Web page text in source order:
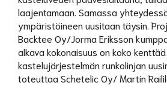
laajentamaan. Samassa
ympäristöineen uusitaan täysin.
Backtee Oy/Jorma Eriksson
alkava kokonaisuus on koko
kastelujärjestelmän runkolinjan
toteuttaa Schetelic Oy/ Martin